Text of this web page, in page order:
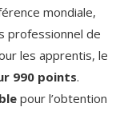
mondiale,
professionnel de
les apprentis, le
990 points.
pour l’obtention